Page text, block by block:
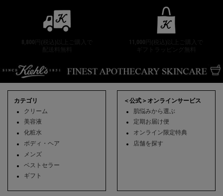
8,800円(税込)以上ご購入で
11,000円(税込)以上ご購入で
カテゴリ
クリーム
美容液
化粧水
ボディ・ヘア
メンズ
ベストセラー
ギフト
＜公式＞オンラインサービス
肌悩みから選ぶ
定期お届け便
オンライン限定特典
店舗を探す